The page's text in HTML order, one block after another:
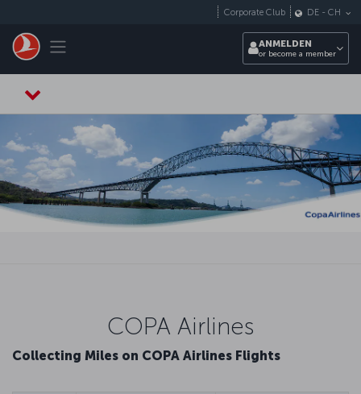
Toggle navigation
Corporate Club DE - CH
ANMELDEN
or become a member
COPA Airlines
Collecting Miles on COPA Airlines Flights